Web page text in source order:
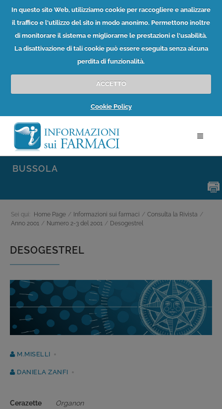
In questo sito Web, utilizziamo cookie per raccogliere e analizzare
il traffico e l'utilizzo del sito in modo anonimo. Permettono inoltre
di monitorare il sistema e migliorarne le prestazioni e l'usabilità.
La disattivazione di tali cookie può essere eseguita senza alcuna
perdita di funzionalità.
ACCETTO
Cookie Policy
BUSSOLA
Sei qui: Home Page / Informazioni sui farmaci / Consulta la Rivista /
Anno 2001 / Numero 2-3 del 2001 / Desogestrel
DESOGESTREL
M.MISELLI
DANIELA ZANFI
Cerazette Organon